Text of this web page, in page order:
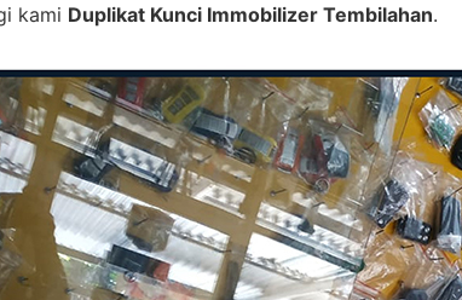
kami Duplikat Kunci Immobilizer Tembilahan.